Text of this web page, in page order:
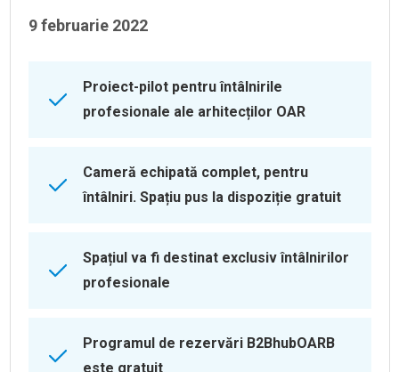
9 februarie 2022
Proiect-pilot pentru întâlnirile
profesionale ale arhitecților OAR
Cameră echipată complet, pentru
întâlniri. Spațiu pus la dispoziție gratuit
Spațiul va fi destinat exclusiv întâlnirilor
profesionale
Programul de rezervări B2BhubOARB
este gratuit